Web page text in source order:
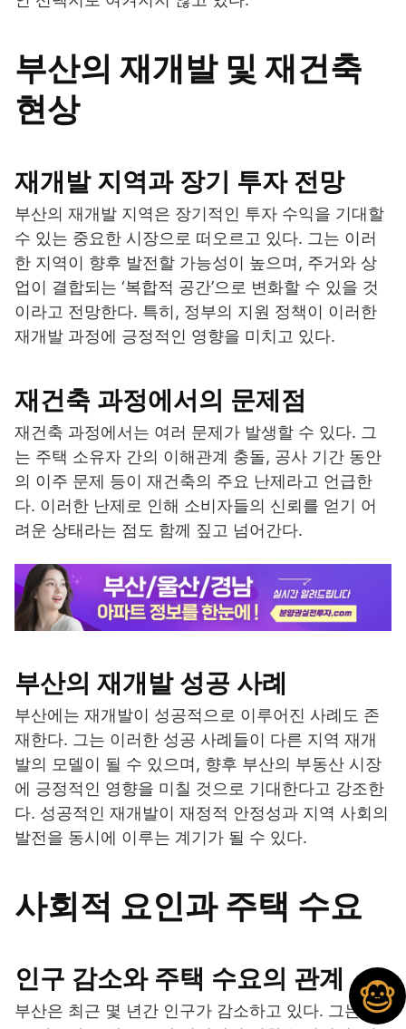
부산의 재개발 및 재건축
현상
재개발 지역과 장기 투자 전망
부산의 재개발 지역은 장기적인 투자 수익을 기대할
수 있는 중요한 시장으로 떠오르고 있다. 그는 이러
한 지역이 향후 발전할 가능성이 높으며, 주거와 상
업이 결합되는 ‘복합적 공간’으로 변화할 수 있을 것
이라고 전망한다. 특히, 정부의 지원 정책이 이러한
재개발 과정에 긍정적인 영향을 미치고 있다.
재건축 과정에서의 문제점
재건축 과정에서는 여러 문제가 발생할 수 있다. 그
는 주택 소유자 간의 이해관계 충돌, 공사 기간 동안
의 이주 문제 등이 재건축의 주요 난제라고 언급한
다. 이러한 난제로 인해 소비자들의 신뢰를 얻기 어
려운 상태라는 점도 함께 짚고 넘어간다.
부산의 재개발 성공 사례
부산에는 재개발이 성공적으로 이루어진 사례도 존
재한다. 그는 이러한 성공 사례들이 다른 지역 재개
발의 모델이 될 수 있으며, 향후 부산의 부동산 시장
에 긍정적인 영향을 미칠 것으로 기대한다고 강조한
다. 성공적인 재개발이 재정적 안정성과 지역 사회의
발전을 동시에 이루는 계기가 될 수 있다.
사회적 요인과 주택 수요
인구 감소와 주택 수요의 관계
부산은 최근 몇 년간 인구가 감소하고 있다. 그는 인